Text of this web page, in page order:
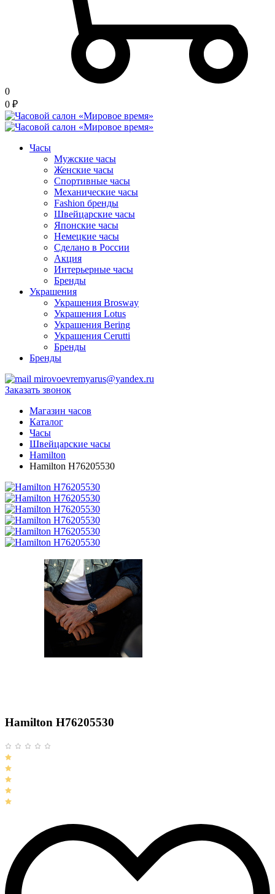
0
0 ₽
Часы
Мужские часы
Женские часы
Спортивные часы
Механические часы
Fashion бренды
Швейцарские часы
Японские часы
Немецкие часы
Сделано в России
Акция
Интерьерные часы
Бренды
Украшения
Украшения Brosway
Украшения Lotus
Украшения Bering
Украшения Cerutti
Бренды
Бренды
mirovoevremyarus@yandex.ru
Заказать звонок
Магазин часов
Каталог
Часы
Швейцарские часы
Hamilton
Hamilton H76205530
Hamilton H76205530